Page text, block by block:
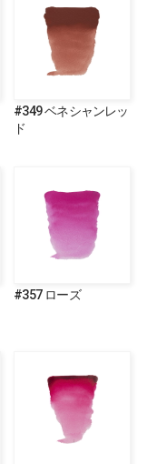
#349 ベネシャンレッ
ド
#357 ローズ